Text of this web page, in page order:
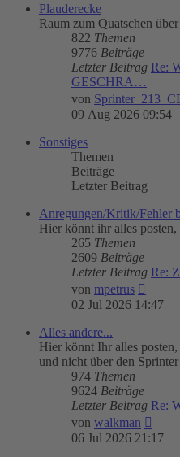
Plauderecke
Raum zum Quatschen
822 Themen
9776 Beiträge
Letzter Beitrag Re:
GESCHRA…
von
09 Aug 2026 09:54
Sonstiges
Themen
Beiträge
Letzter Beitrag
Anregungen/Kritik/Fehler
Hier könnt ihr alles
265 Themen
2609 Beiträge
Letzter Beitrag Re:
von mpetrus
Beitrag
02 Jul 2026 14:47
Alles andere...
Hier könnt Ihr alles
und nicht über den
974 Themen
9624 Beiträge
Letzter Beitrag Re:
von walkman
06 Jul 2026 21:17